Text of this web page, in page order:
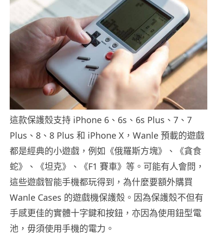
這款保護殼支持 iPhone 6、6s、6s Plus、7、7
Plus、8、8 Plus 和 iPhone X，Wanle 預載的遊戲
都是經典的小遊戲，例如《俄羅斯方塊》、《貪食
蛇》、《坦克》、《F1 賽車》等。可能有人會問，
這些遊戲智能手機都玩得到，為什麼要額外購買
Wanle Cases 的遊戲機保護殼。因為保護殼不但有
手感更佳的實體十字鍵和按鈕，亦因為使用鈕型電
池，毋須使用手機的電力。